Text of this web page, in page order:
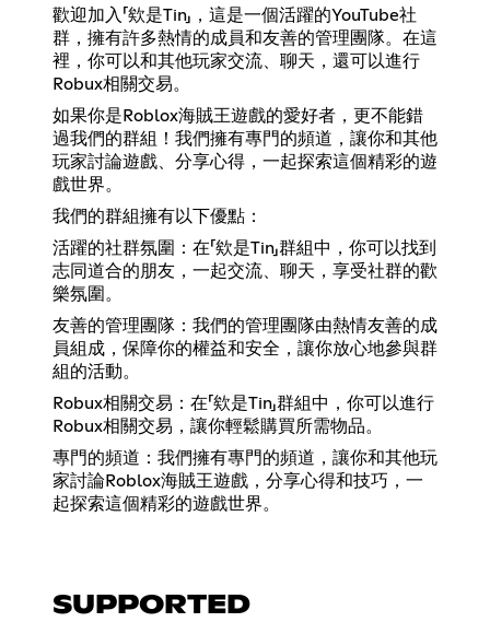
歡迎加入「欸是Tin」，這是一個活躍的YouTube社
群，擁有許多熱情的成員和友善的管理團隊。在這
裡，你可以和其他玩家交流、聊天，還可以進行
Robux相關交易。
如果你是Roblox海賊王遊戲的愛好者，更不能錯
過我們的群組！我們擁有專門的頻道，讓你和其他
玩家討論遊戲、分享心得，一起探索這個精彩的遊
戲世界。
我們的群組擁有以下優點：
活躍的社群氛圍：在「欸是Tin」群組中，你可以找到
志同道合的朋友，一起交流、聊天，享受社群的歡
樂氛圍。
友善的管理團隊：我們的管理團隊由熱情友善的成
員組成，保障你的權益和安全，讓你放心地參與群
組的活動。
Robux相關交易：在「欸是Tin」群組中，你可以進行
Robux相關交易，讓你輕鬆購買所需物品。
專門的頻道：我們擁有專門的頻道，讓你和其他玩
家討論Roblox海賊王遊戲，分享心得和技巧，一
起探索這個精彩的遊戲世界。
SUPPORTED